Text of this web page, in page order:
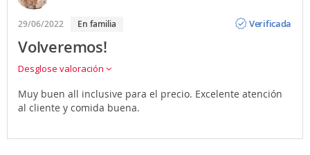
29/06/2022 En familia
Verificada
Volveremos!
Desglose valoración
Muy buen all inclusive para el precio. Excelente atención
al cliente y comida buena.